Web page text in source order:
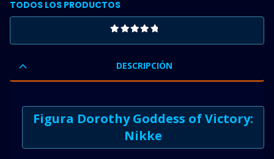
TODOS LOS PRODUCTOS
DESCRIPCIÓN
Figura Dorothy Goddess of Victory:
Nikke